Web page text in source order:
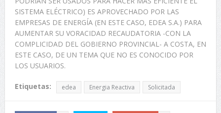
SISTEMA ELÉCTRICO) ES APROVECHADO POR LAS
EMPRESAS DE ENERGÍA (EN ESTE CASO, EDEA S.A.) PARA
AUMENTAR SU VORACIDAD RECAUDATORIA -CON LA
COMPLICIDAD DEL GOBIERNO PROVINCIAL- A COSTA, EN
ESTE CASO, DE UN TEMA QUE NO ES CONOCIDO POR
LOS USUARIOS.
Etiquetas: edea Energia Reactiva Solicitada